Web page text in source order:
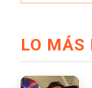
LO MÁS